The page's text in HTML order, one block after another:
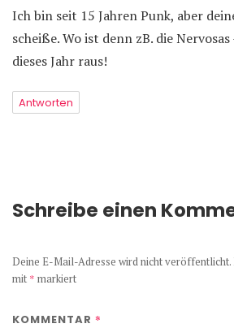
Ich bin seit 15 Jahren Punk, aber
scheiße. Wo ist denn zB. die
dieses Jahr raus!
Antworten
Schreibe einen
Deine E-Mail-Adresse wird nicht veröffentlicht.
mit * markiert
KOMMENTAR *